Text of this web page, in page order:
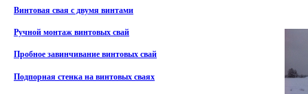
Винтовая свая с двумя винтами
Ручной монтаж винтовых свай
Пробное завинчивание винтовых свай
Подпорная стенка на винтовых сваях